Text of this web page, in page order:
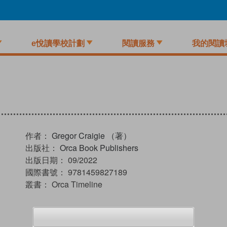
e悅讀學校計劃 閱讀服務 我的閱讀
作者： Gregor Craigie （著）
出版社： Orca Book Publishers
出版日期： 09/2022
國際書號： 9781459827189
叢書： Orca Timeline